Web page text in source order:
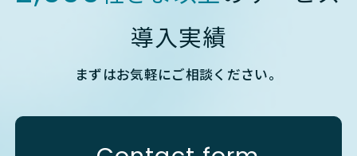
導入実績
まずはお気軽にご相談ください。